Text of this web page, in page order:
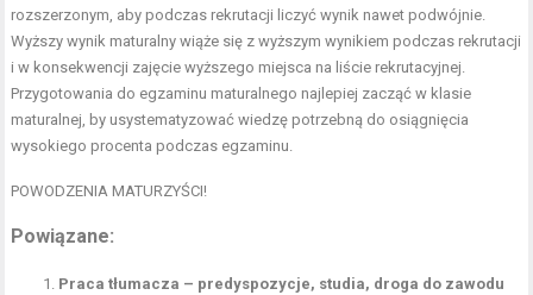
rozszerzonym, aby podczas rekrutacji liczyć wynik nawet podwójnie.
Wyższy wynik maturalny wiąże się z wyższym wynikiem podczas rekrutacji
i w konsekwencji zajęcie wyższego miejsca na liście rekrutacyjnej.
Przygotowania do egzaminu maturalnego najlepiej zacząć w klasie
maturalnej, by usystematyzować wiedzę potrzebną do osiągnięcia
wysokiego procenta podczas egzaminu.
POWODZENIA MATURZYŚCI!
Powiązane:
Praca tłumacza – predyspozycje, studia, droga do zawodu